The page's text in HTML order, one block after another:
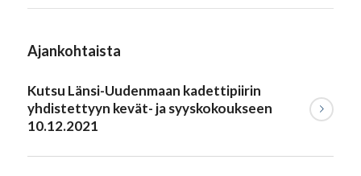
Ajankohtaista
Kutsu Länsi-Uudenmaan kadettipiirin
yhdistettyyn kevät- ja syyskokoukseen
10.12.2021